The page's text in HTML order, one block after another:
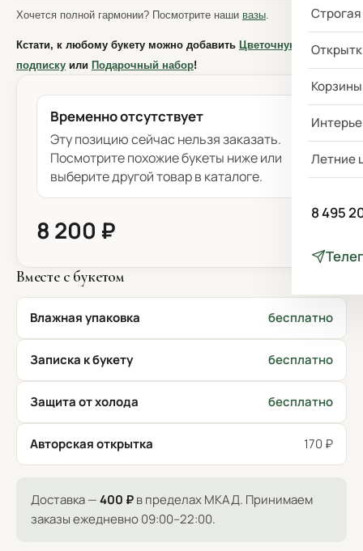
Летние
8 495
Хочется полной гармонии? Посмотрите наши вазы.
Кстати, к любому букету можно добавить Цветочную
подписку или Подарочный набор!
Временно отсутствует
Эту позицию сейчас нельзя заказать.
Посмотрите похожие букеты ниже или
выберите другой товар в каталоге.
8 200 ₽
Вместе с букетом
Влажная упаковка бесплатно
Записка к букету бесплатно
Защита от холода бесплатно
Авторская открытка 170 ₽
Доставка —400 ₽в пределах МКАД. Принимаем
заказы ежедневно 09:00–22:00.